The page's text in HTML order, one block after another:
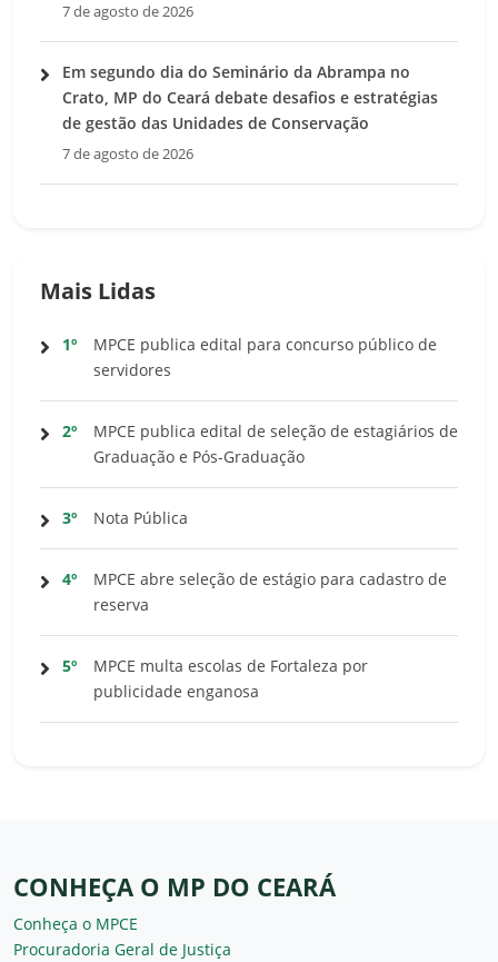
7 de agosto de 2026
Em segundo dia do Seminário da Abrampa no
Crato, MP do Ceará debate desafios e estratégias
de gestão das Unidades de Conservação
7 de agosto de 2026
Mais Lidas
1º
MPCE publica edital para concurso público de
servidores
2º
MPCE publica edital de seleção de estagiários de
Graduação e Pós-Graduação
3º Nota Pública
4º
MPCE abre seleção de estágio para cadastro de
reserva
5º
MPCE multa escolas de Fortaleza por
publicidade enganosa
CONHEÇA O MP DO CEARÁ
Conheça o MPCE
Procuradoria Geral de Justiça